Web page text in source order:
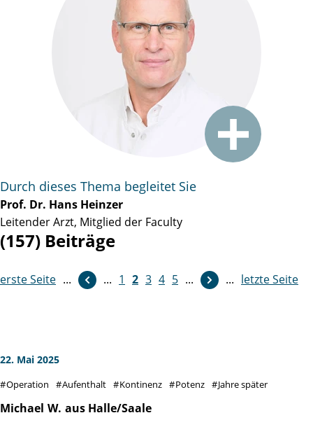
Durch dieses Thema begleitet Sie
Prof. Dr. Hans Heinzer
Leitender Arzt, Mitglied der Faculty
(157) Beiträge
erste Seite ... ... 1 2 3 4 5 ...
weiter ... letzte Seite
22. Mai 2025
Operation Aufenthalt Kontinenz Potenz Jahre später
Michael W. aus Halle/Saale